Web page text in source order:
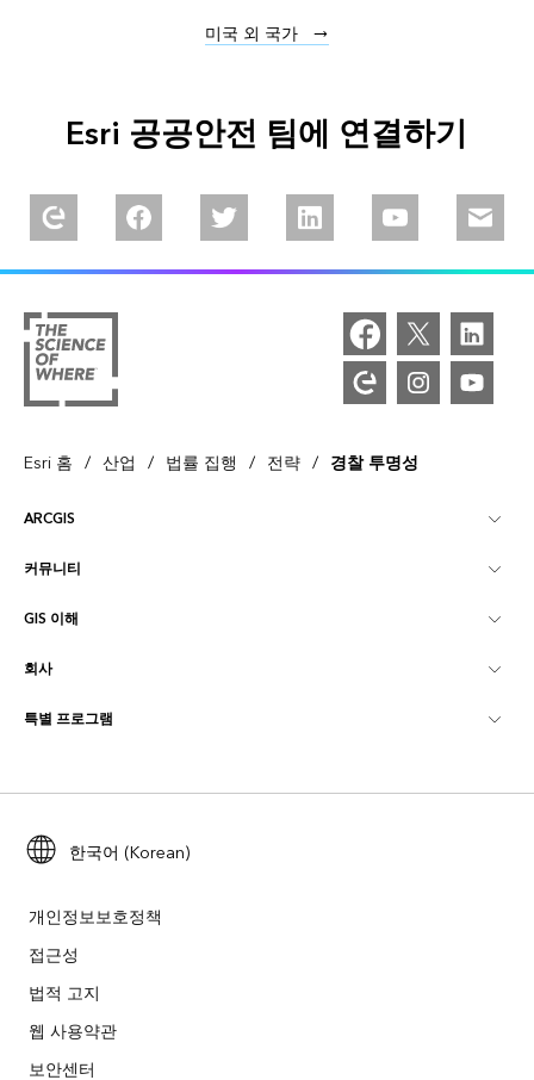
미국 외 국가
Esri 공공안전 팀에 연결하기
Explore our Esri Community
Follow us on Facebook
Follow us on TwitterFollow us on Linkedin
Watch us onEmail
Esri 홈 / 산업 / 법률 집행 / 전략 / 경찰 투명성
ARCGIS
ArcGIS Overview
매핑
ArcGIS Online
Developer Technology
ArcGIS Location Platform
ArcGIS Architecture Center
커뮤니티
Esri 커뮤니티
ArcGIS Blog
사용자 리서치 및 테스트
Esri Young Professionals Network
이벤트
GIS 이해
GIS란?
로케이션 인텔리전스
교육
ArcUser
ArcWatch
Esri 비디오
회사
Esri 정보
채용
파트너
기업윤리강령
환경 및 지속가능성 이니셔티브
특별 프로그램
ArcGIS for Student Use
재난 대응
교육
비영리기관
한국어 (Korean)
개인정보보호정책
접근성
법적 고지
웹 사용약관
보안센터